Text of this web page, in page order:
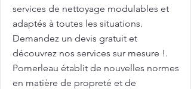
services de nettoyage modulables et
adaptés à toutes les situations.
Demandez un devis gratuit et
découvrez nos services sur mesure !.
Pomerleau établit de nouvelles normes
en matière de propreté et de